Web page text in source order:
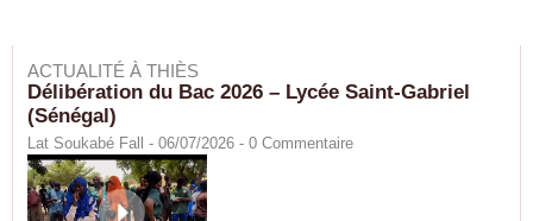
ACTUALITÉ À THIÈS
Délibération du Bac 2026 – Lycée Saint-Gabriel
(Sénégal)
Lat Soukabé Fall - 06/07/2026 - 0 Commentaire